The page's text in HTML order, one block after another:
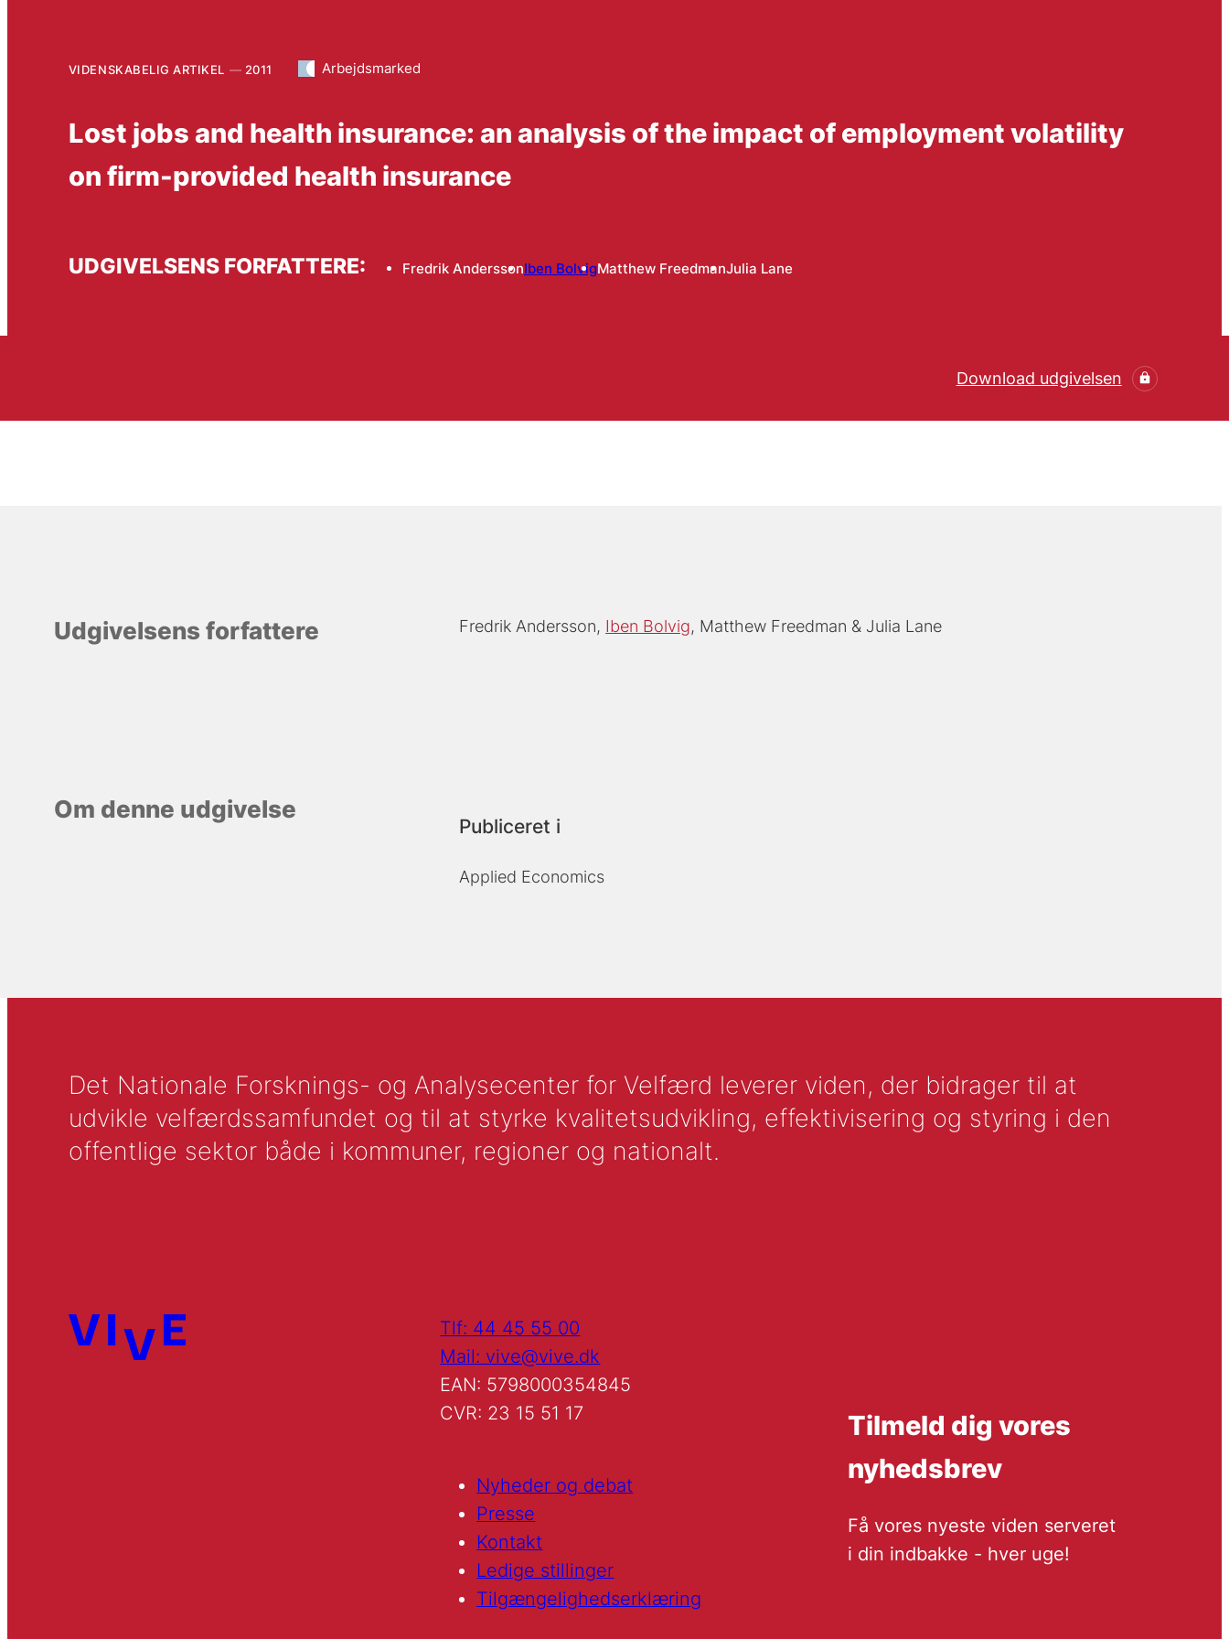
VIDENSKABELIG ARTIKEL 2011 Arbejdsmarked
Lost jobs and health insurance: an analysis of the impact of employment volatility
on firm-provided health insurance
UDGIVELSENS FORFATTERE: Fredrik AnderssonIben BolvigMatthew FreedmanJulia Lane
Download udgivelsen
Udgivelsens forfattere Fredrik Andersson Iben Bolvig Matthew Freedman Julia Lane
Om denne udgivelse
Publiceret i
Applied Economics
Det Nationale Forsknings- og Analysecenter for Velfærd leverer viden, der bidrager til at
udvikle velfærdssamfundet og til at styrke kvalitetsudvikling, effektivisering og styring i den
offentlige sektor både i kommuner, regioner og nationalt.
Tlf: 44 45 55 00
Mail: vive@vive.dk
EAN: 5798000354845
CVR: 23 15 51 17
Nyheder og debat
Presse
Kontakt
Ledige stillinger
Tilgængelighedserklæring
Tilmeld dig vores
nyhedsbrev
Få vores nyeste viden serveret
i din indbakke - hver uge!